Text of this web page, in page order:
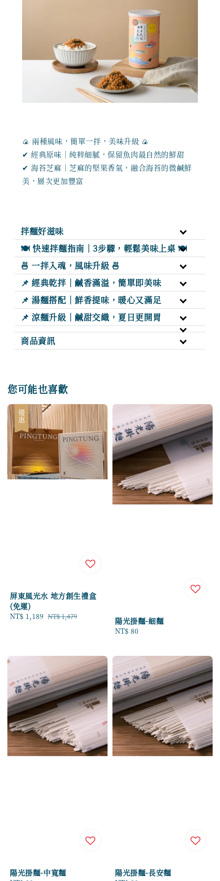
🍙 兩種風味，簡單一拌，美味升級 🍙
✔ 經典原味｜純粹細膩，保留魚肉最自然的鮮甜
✔ 海苔芝麻｜芝麻的堅果香氣，融合海苔的微鹹鮮
美，層次更加豐富
拌麵好滋味
🍽️ 快速拌麵指南｜3步驟，輕鬆美味上桌 🍽️
🍜 一拌入魂，風味升級 🍜
📌 經典乾拌｜鹹香滿溢，簡單即美味
📌 湯麵搭配｜鮮香提味，暖心又滿足
📌 涼麵升級｜鹹甜交織，夏日更開胃
商品資訊
您可能也喜歡
優惠
屏東風光水 地方創生禮盒
(免運)
Sale
NT$ 1,189 Regular
NT$ 1,479 陽光掛麵-細麵
Regular
NT$ 80
陽光掛麵-中寬麵 陽光掛麵-長安麵